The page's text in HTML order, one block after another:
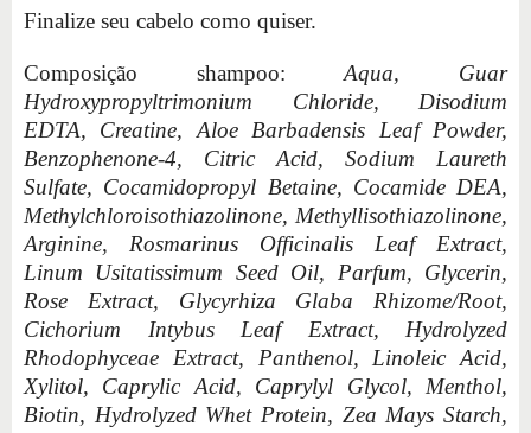
Finalize seu cabelo como quiser.
Composição shampoo:Aqua, Guar
Hydroxypropyltrimonium Chloride, Disodium
EDTA, Creatine, Aloe Barbadensis Leaf Powder,
Benzophenone-4, Citric Acid, Sodium Laureth
Sulfate, Cocamidopropyl Betaine, Cocamide DEA,
Methylchloroisothiazolinone, Methyllisothiazolinone,
Arginine, Rosmarinus Officinalis Leaf Extract,
Linum Usitatissimum Seed Oil, Parfum, Glycerin,
Rose Extract, Glycyrhiza Glaba Rhizome/Root,
Cichorium Intybus Leaf Extract, Hydrolyzed
Rhodophyceae Extract, Panthenol, Linoleic Acid,
Xylitol, Caprylic Acid, Caprylyl Glycol, Menthol,
Biotin, Hydrolyzed Whet Protein, Zea Mays Starch,